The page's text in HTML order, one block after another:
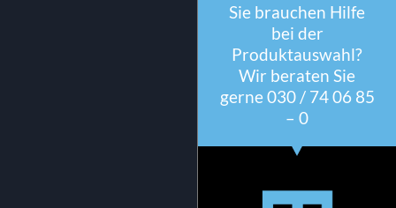
Sie brauchen Hilfe
bei der
Produktauswahl?
Wir beraten Sie
gerne 030 / 74 06 85
– 0